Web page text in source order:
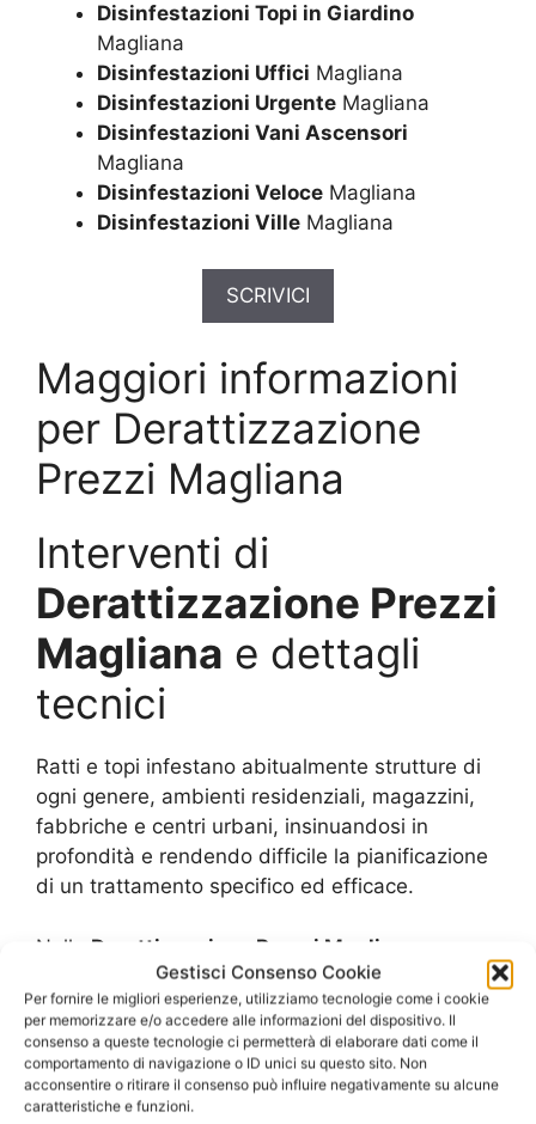
Gestisci Consenso Cookie
Per fornire le migliori esperienze, utilizziamo tecnologie come i cookie
per memorizzare e/o accedere alle informazioni del dispositivo. Il
consenso a queste tecnologie ci permetterà di elaborare dati come il
comportamento di navigazione o ID unici su questo sito. Non
acconsentire o ritirare il consenso può influire negativamente su alcune
caratteristiche e funzioni.
Disinfestazioni Topi in Giardino
Magliana
Disinfestazioni Uffici Magliana
Disinfestazioni Urgente Magliana
Disinfestazioni Vani Ascensori
Magliana
Disinfestazioni Veloce Magliana
Disinfestazioni Ville Magliana
SCRIVICI
Maggiori informazioni
per Derattizzazione
Prezzi Magliana
Interventi di
Derattizzazione Prezzi
Magliana e dettagli
tecnici
Ratti e topi infestano abitualmente strutture di
ogni genere, ambienti residenziali, magazzini,
fabbriche e centri urbani, insinuandosi in
profondità e rendendo difficile la pianificazione
di un trattamento specifico ed efficace.
Nella Derattizzazione Prezzi Magliana
metodi sono stabiliti da operatori esperti in una
prima fase di sopralluogo, per programmare
l’attività in base alle reali esigenze e alla
presenza effettiva di topi all’interno e all’esterno
di una determinata struttura.